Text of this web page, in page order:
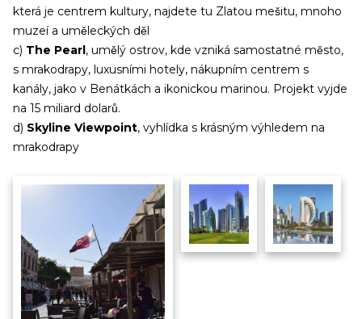
která je centrem kultury, najdete tu Zlatou mešitu, mnoho
muzeí a uměleckých děl
c) The Pearl, umělý ostrov, kde vzniká samostatné město,
s mrakodrapy, luxusními hotely, nákupním centrem s
kanály, jako v Benátkách a ikonickou marinou. Projekt vyjde
na 15 miliard dolarů.
d) Skyline Viewpoint, vyhlídka s krásným výhledem na
mrakodrapy